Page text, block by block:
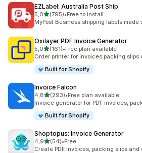
EZLabel: Australia Post Ship
5,0stelle su 5
(795)
795 recensioni totali
•Free to install
MyPost Business shipping labels made
Oxilayer PDF Invoice Generator
5,0stelle su 5
(161)
161 recensioni totali
•Free plan available
Order printer for invoices packing
Built for Shopify
Invoice Falcon
4,8stelle su 5
(293)
293 recensioni totali
•Free plan available
Invoice generator for PDF invoices,
Built for Shopify
Shoptopus: Invoice Generator
4,9stelle su 5
(54)
54 recensioni totali
•Free
Create PDF invoices, packing slips